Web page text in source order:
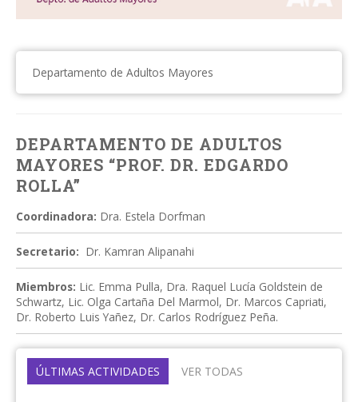
Departamento de Adultos Mayores
DEPARTAMENTO DE ADULTOS
MAYORES “PROF. DR. EDGARDO
ROLLA”
Coordinadora: Dra. Estela Dorfman
Secretario: Dr. Kamran Alipanahi
Miembros: Lic. Emma Pulla, Dra. Raquel Lucía Goldstein de
Schwartz, Lic. Olga Cartaña Del Marmol, Dr. Marcos Capriati,
Dr. Roberto Luis Yañez, Dr. Carlos Rodríguez Peña.
ÚLTIMAS ACTIVIDADES VER TODAS